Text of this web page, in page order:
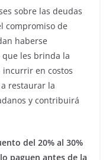
sobre las deudas
compromiso de
haberse
que les brinda la
en costos
restaurar la
y contribuirá
del 20% al 30%
paguen antes de la